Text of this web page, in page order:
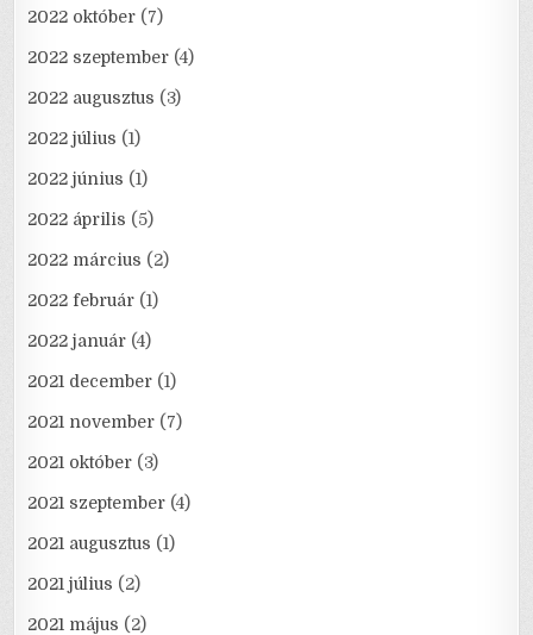
2022 október (7)
2022 szeptember (4)
2022 augusztus (3)
2022 július (1)
2022 június (1)
2022 április (5)
2022 március (2)
2022 február (1)
2022 január (4)
2021 december (1)
2021 november (7)
2021 október (3)
2021 szeptember (4)
2021 augusztus (1)
2021 július (2)
2021 május (2)